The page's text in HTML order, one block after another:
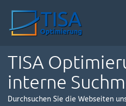
TISA
interne
Durchsuchen Sie die Webseiten